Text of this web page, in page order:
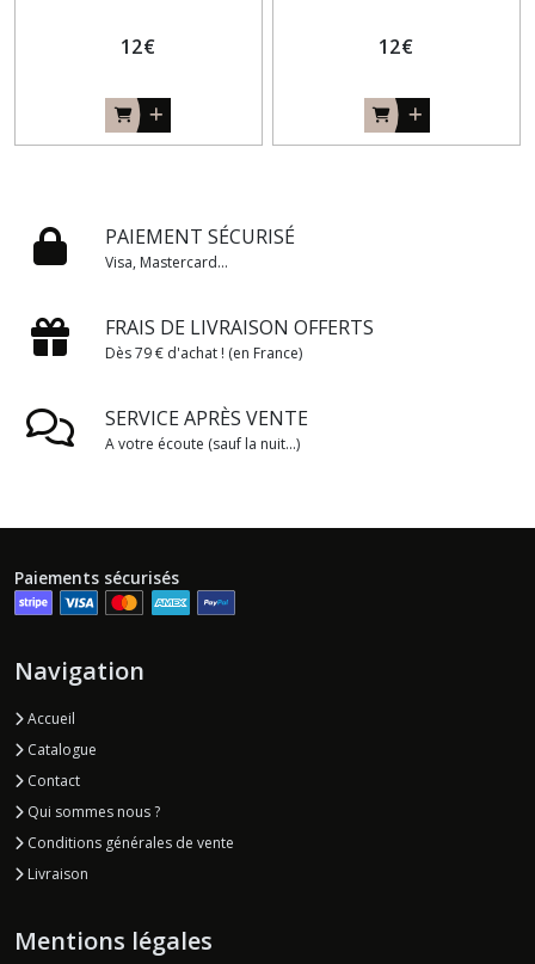
12€ 12€
PAIEMENT SÉCURISÉ
Visa, Mastercard...
FRAIS DE LIVRAISON OFFERTS
Dès 79 € d'achat ! (en France)
SERVICE APRÈS VENTE
A votre écoute (sauf la nuit...)
Paiements sécurisés
Navigation
Accueil
Catalogue
Contact
Qui sommes nous ?
Conditions générales de vente
Livraison
Mentions légales